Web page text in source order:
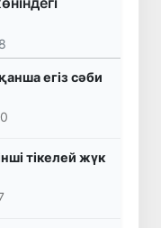
егіз сәби
тікелей жүк